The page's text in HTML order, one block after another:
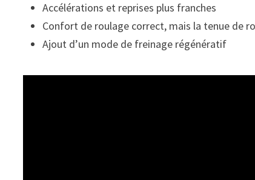
Accélérations et reprises plus franches
Confort de roulage correct, mais la tenue de
Ajout d’un mode de freinage régénératif